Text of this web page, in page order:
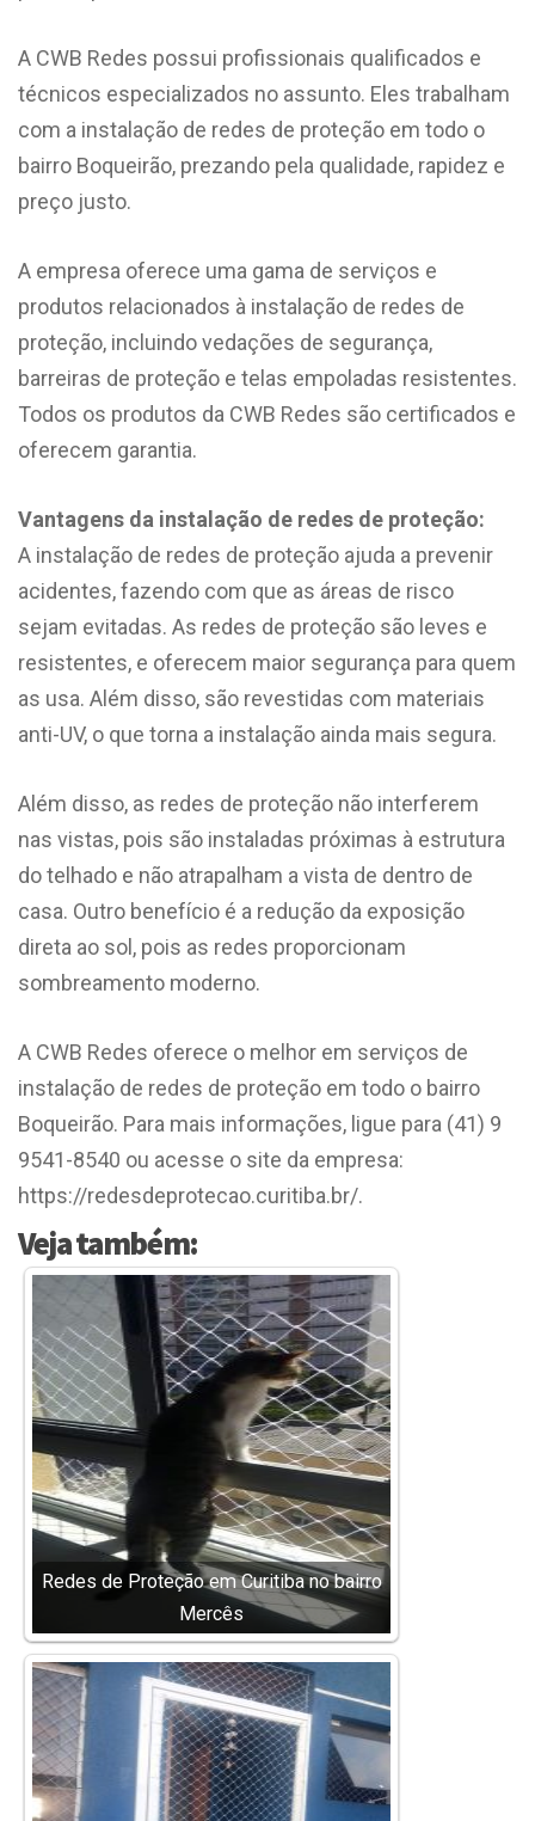
A CWB Redes possui profissionais qualificados e
técnicos especializados no assunto. Eles trabalham
com a instalação de redes de proteção em todo o
bairro Boqueirão, prezando pela qualidade, rapidez e
preço justo.
A empresa oferece uma gama de serviços e
produtos relacionados à instalação de redes de
proteção, incluindo vedações de segurança,
barreiras de proteção e telas empoladas resistentes.
Todos os produtos da CWB Redes são certificados e
oferecem garantia.
Vantagens da instalação de redes de proteção:
A instalação de redes de proteção ajuda a prevenir
acidentes, fazendo com que as áreas de risco
sejam evitadas. As redes de proteção são leves e
resistentes, e oferecem maior segurança para quem
as usa. Além disso, são revestidas com materiais
anti-UV, o que torna a instalação ainda mais segura.
Além disso, as redes de proteção não interferem
nas vistas, pois são instaladas próximas à estrutura
do telhado e não atrapalham a vista de dentro de
casa. Outro benefício é a redução da exposição
direta ao sol, pois as redes proporcionam
sombreamento moderno.
A CWB Redes oferece o melhor em serviços de
instalação de redes de proteção em todo o bairro
Boqueirão. Para mais informações, ligue para (41) 9
9541-8540 ou acesse o site da empresa:
https://redesdeprotecao.curitiba.br/.
Veja também:
Redes de Proteção em Curitiba no bairro
Mercês